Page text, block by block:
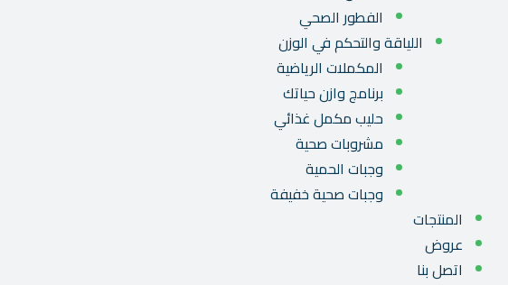
الفطور الصحي
اللياقة والتحكم في الوزن
المكملات الرياضية
برنامج وازن حياتك
حليب مكمل غذائي
مشروبات صحية
وجبات الحمية
وجبات صحية خفيفة
المنتجات
عروض
اتصل بنا